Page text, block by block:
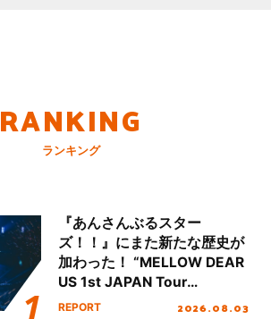
RANKING
ランキング
『あんさんぶるスター
ズ！！』にまた新たな歴史が
加わった！ “MELLOW DEAR
US 1st JAPAN Tour
Final「NICE to meet YOU
REPORT 2026.08.03